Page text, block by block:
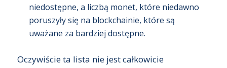
niedostępne, a liczbą monet, które niedawno
poruszyły się na blockchainie, które są
uważane za bardziej dostępne.
Oczywiście ta lista nie jest całkowicie